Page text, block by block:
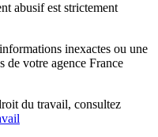
abusif est strictement
informations inexactes ou une
de votre agence France
du travail, consultez